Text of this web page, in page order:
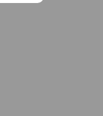
gelezen blogs